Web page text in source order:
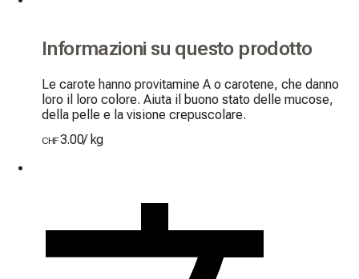
Informazioni su questo prodotto
Le carote hanno provitamine A o carotene, che danno
loro il loro colore. Aiuta il buono stato delle mucose,
della pelle e la visione crepuscolare.
CHF3.00/ kg